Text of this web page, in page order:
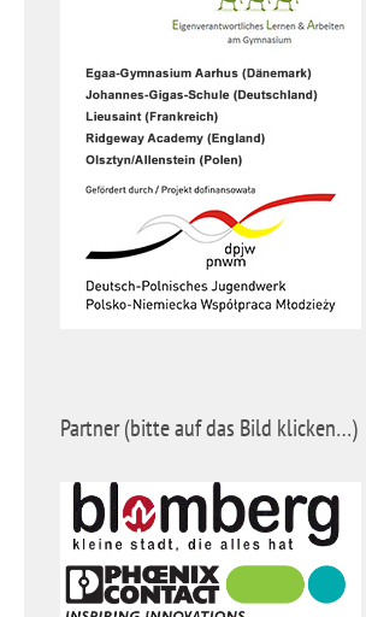
Partner (bitte auf das Bild klicken…)